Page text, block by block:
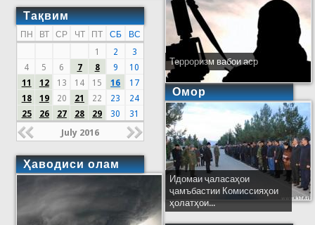
Тақвим
ПН ВТ СР ЧТ ПТ СБ
ВС
1
2
3
4
5 6 7 8 9
10
11
12 13 14 15 16
17
18
19 20 21 22 23
24
25
26 27 28 29 30 31
July 2016
Ҳаводиси олам
Терроризм вабои аср
Омор
Идомаи ҷаласаҳои
ҷамъбастии Комиссияҳои
ҳолатҳои...